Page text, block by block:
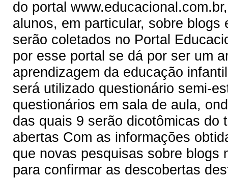
do portal
alunos, em particular, sobre
serão coletados no Portal
por esse portal se dá por ser um
aprendizagem da educação
será utilizado questionário semi-
questionários em sala de aula,
das quais 9 serão dicotômicas do
abertas Com as informações
que novas pesquisas sobre blogs
para confirmar as descobertas